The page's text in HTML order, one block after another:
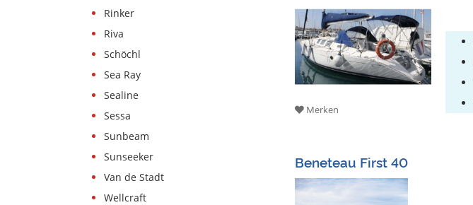
Merken
Beneteau First 40
Rinker
Riva
Schöchl
Sea Ray
Sealine
Sessa
Sunbeam
Sunseeker
Van de Stadt
Wellcraft